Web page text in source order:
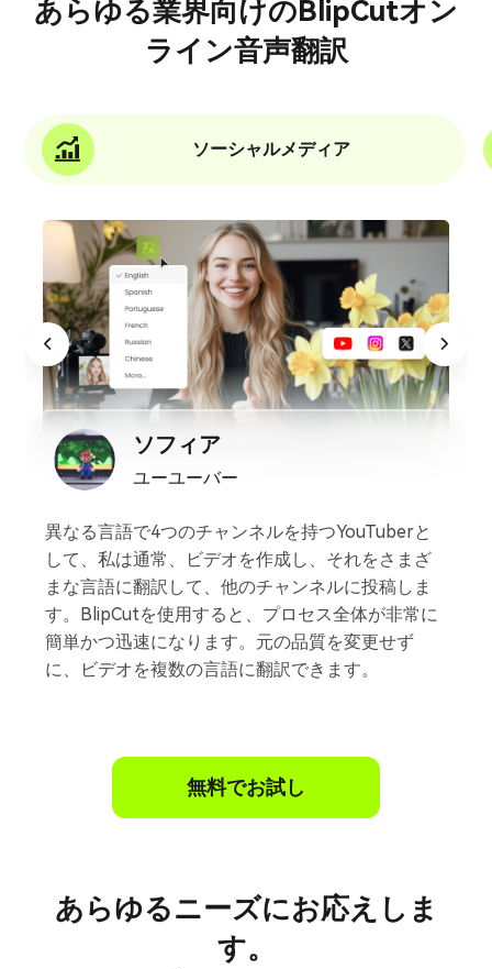
あらゆる業界向けのBlipCutオン
ライン音声翻訳
ソーシャルメディア
ソフィア
ユーユーバー
異なる言語で4つのチャンネルを持つYouTuberと
して、私は通常、ビデオを作成し、それをさまざ
まな言語に翻訳して、他のチャンネルに投稿しま
す。BlipCutを使用すると、プロセス全体が非常に
簡単かつ迅速になります。元の品質を変更せず
に、ビデオを複数の言語に翻訳できます。
無料でお試し
あらゆるニーズにお応えしま
す。